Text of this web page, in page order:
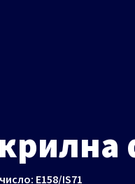
число: E158/IS71